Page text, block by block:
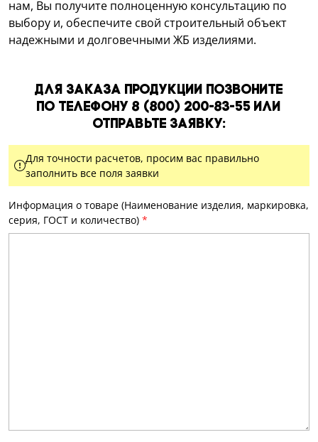
нам, Вы получите полноценную консультацию по
выбору и, обеспечите свой строительный объект
надежными и долговечными ЖБ изделиями.
Для заказа продукции позвоните
по телефону 8 (800) 200-83-55 или
отправьте заявку:
Для точности расчетов, просим вас правильно
заполнить все поля заявки
Информация о товаре (Наименование изделия, маркировка,
серия, ГОСТ и количество) *